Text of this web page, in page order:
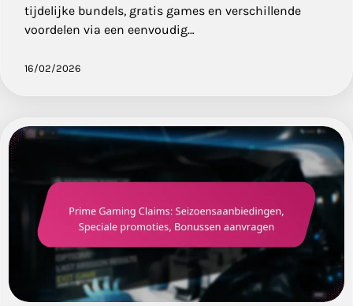
tijdelijke bundels, gratis games en verschillende
voordelen via een eenvoudig…
16/02/2026